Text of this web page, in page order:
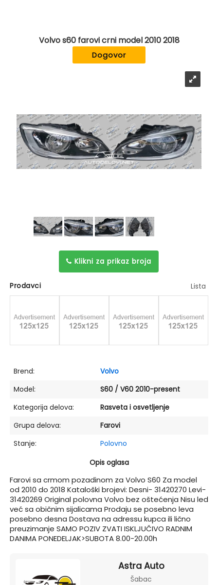
Volvo s60 farovi crni model 2010 2018
Dogovor
Klikni za prikaz broja
Prodavci Lista
Brend:
Volvo
Model:
S60 / V60 2010-present
Kategorija delova:
Rasveta i osvetljenje
Grupa delova:
Farovi
Stanje:
Polovno
Opis oglasa
Farovi sa crmom pozadinom za Volvo S60 Za model
od 2010 do 2018 Kataloški brojevi: Desni- 31420270 Levi-
31420269 Original polovna Volvo bez oštećenja Nisu led
već sa običnim sijalicama Prodaju se posebno leva
posebno desna Dostava na adressu kupca ili lično
preuzimanje SAMO POZIV ZVATI ISKLJUČIVO RADNIM
DANIMA PONEDELJAK>SUBOTA 8.00-20.00h
Astra Auto
Šabac